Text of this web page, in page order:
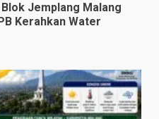
Jemplang Malang
Kerahkan Water